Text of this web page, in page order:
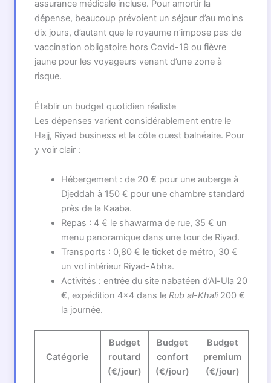
assurance médicale incluse. Pour amortir la
dépense, beaucoup prévoient un séjour d’au moins
dix jours, d’autant que le royaume n’impose pas de
vaccination obligatoire hors Covid-19 ou fièvre
jaune pour les voyageurs venant d’une zone à
risque.
Établir un budget quotidien réaliste
Les dépenses varient considérablement entre le
Hajj, Riyad business et la côte ouest balnéaire. Pour
y voir clair :
Hébergement : de 20 € pour une auberge à
Djeddah à 150 € pour une chambre standard
près de la Kaaba.
Repas : 4 € le shawarma de rue, 35 € un
menu panoramique dans une tour de Riyad.
Transports : 0,80 € le ticket de métro, 30 €
un vol intérieur Riyad-Abha.
Activités : entrée du site nabatéen d’Al-Ula 20
€, expédition 4×4 dans le Rub al-Khali200 €
la journée.
Catégorie
Budget
routard
(€/jour)
Budget
confort
(€/jour)
Budget
premium
(€/jour)